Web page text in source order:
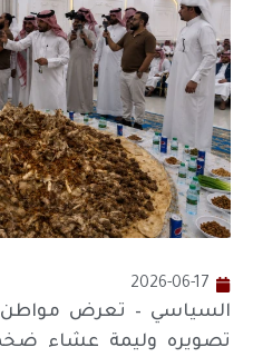
2026-06-17
السياسي – تعرض مواطن
تصويره وليمة عشاء